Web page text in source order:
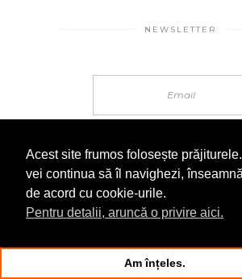
NEWSLETTER
© 2025 În Sandale
Acest site frumos folosește
vei continua să îl navighezi,
de acord cu cookie-urile.
Pentru detalii, aruncă o privire aici.
Am înțeles.